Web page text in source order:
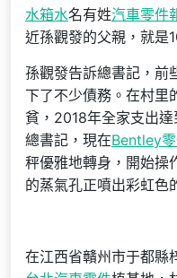
水箱水名有姓汽車零件
近孫觀發的父親，就是
孫觀發告訴總書記，前
下了不少債務。在村里
貧，2018年全家支出
總書記，現在Bentley
秤優雅地轉身，開始操
的蒸氣孔正噴出彩虹色
在江西省贛州市于都縣